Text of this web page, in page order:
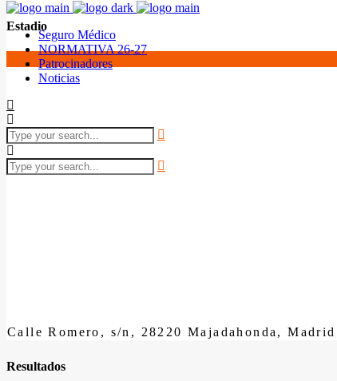
Seguro Médico
NORMATIVA 26-27
Patrocinadores
Noticias
Estadio
Calle Romero, s/n, 28220 Majadahonda, Madrid
Resultados